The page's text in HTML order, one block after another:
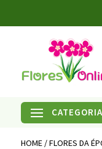
HOME/FLORES DA